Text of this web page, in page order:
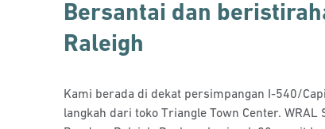
Bersantai dan
Raleigh
Kami berada di dekat persimpangan I-540/
langkah dari toko Triangle Town Center.